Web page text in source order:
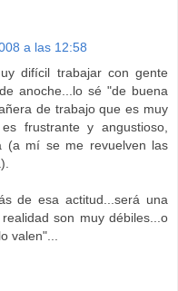
a las 12:58
difícil trabajar con gente
anoche...lo sé "de buena
de trabajo que es muy
frustrante y angustioso,
(a mí se me revuelven las
de esa actitud...será una
son muy débiles...o
valen"...